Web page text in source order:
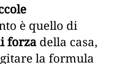
è quello di
forza della casa,
la formula